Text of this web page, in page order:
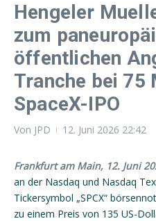
Hengeler
zum
öffentlichen
Tranche bei 75
SpaceX-IPO
Von JPD 12. Juni 2026 22:42
Frankfurt am Main, 12. Juni
an der Nasdaq und Nasdaq
Tickersymbol „SPCX“
zu einem Preis von 135 US-